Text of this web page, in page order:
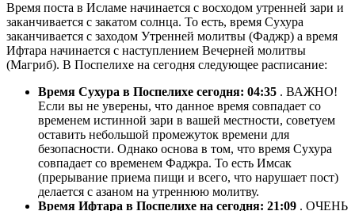
Время поста в Исламе начинается с восходом утренней зари и
заканчивается с закатом солнца. То есть, время Сухура
заканчивается с заходом Утренней молитвы (Фаджр) а время
Ифтара начинается с наступлением Вечерней молитвы
(Магриб). В Поспелихе на сегодня следующее расписание:
Время Сухура в Поспелихе сегодня: 04:35 . ВАЖНО!
Если вы не уверены, что данное время совпадает со
временем истинной зари в вашей местности, советуем
оставить небольшой промежуток времени для
безопасности. Однако основа в том, что время Сухура
совпадает со временем Фаджра. То есть Имсак
(прерывание приема пищи и всего, что нарушает пост)
делается с азаном на утреннюю молитву.
Время Ифтара в Поспелихе на сегодня: 21:09 . ОЧЕНЬ